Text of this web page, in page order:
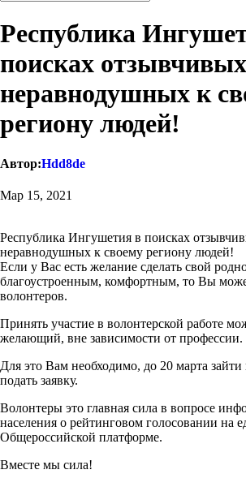
Республика
поисках
неравнодушных к
региону людей!
Автор:Hdd8de
Мар 15, 2021
Республика Ингушетия в поисках
неравнодушных к своему региону людей!
Если у Вас есть желание сделать свой
благоустроенным, комфортным, то Вы
волонтеров.
Принять участие в волонтерской работе
желающий, вне зависимости от профессии.
Для это Вам необходимо, до 20 марта зайти
подать заявку.
Волонтеры это главная сила в вопросе
населения о рейтинговом голосовании на
Общероссийской платформе.
Вместе мы сила!